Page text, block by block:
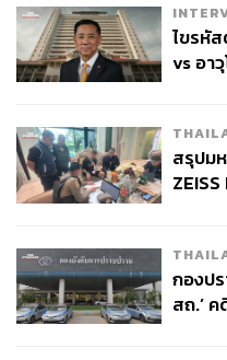
ไขรหั
vs อา
สรุปม
จ่ายห
กองป
สถ.’